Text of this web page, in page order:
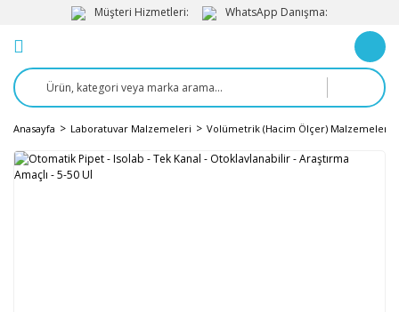
Müşteri Hizmetleri: WhatsApp Danışma:
Anasayfa Laboratuvar Malzemeleri Volümetrik (Hacim Ölçer) Malzemeler